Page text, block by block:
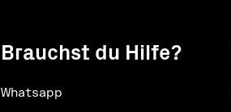
Brauchst du Hilfe?
Whatsapp